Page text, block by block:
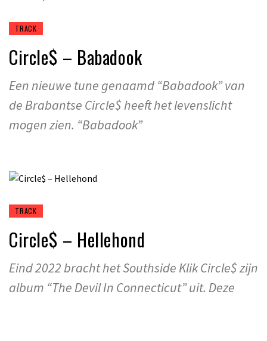
TRACK
Circle$ – Babadook
Een nieuwe tune genaamd “Babadook” van
de Brabantse Circle$ heeft het levenslicht
mogen zien. “Babadook”
TRACK
Circle$ – Hellehond
Eind 2022 bracht het Southside Klik Circle$ zijn
album “The Devil In Connecticut” uit. Deze